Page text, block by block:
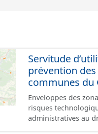
Servitude
prévention
communes du
Enveloppes des
risques technologiques). Les servitudes d'utilité publique sont
administratives au